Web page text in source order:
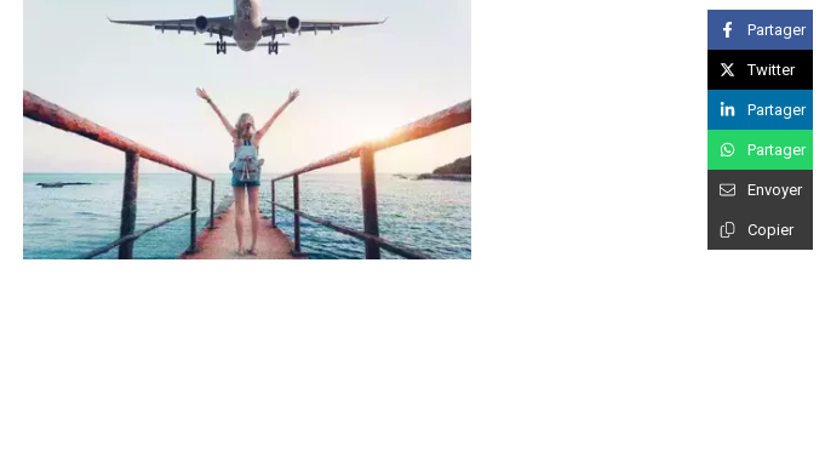
Partager
Twitter
Partager
Partager
Envoyer
Copier